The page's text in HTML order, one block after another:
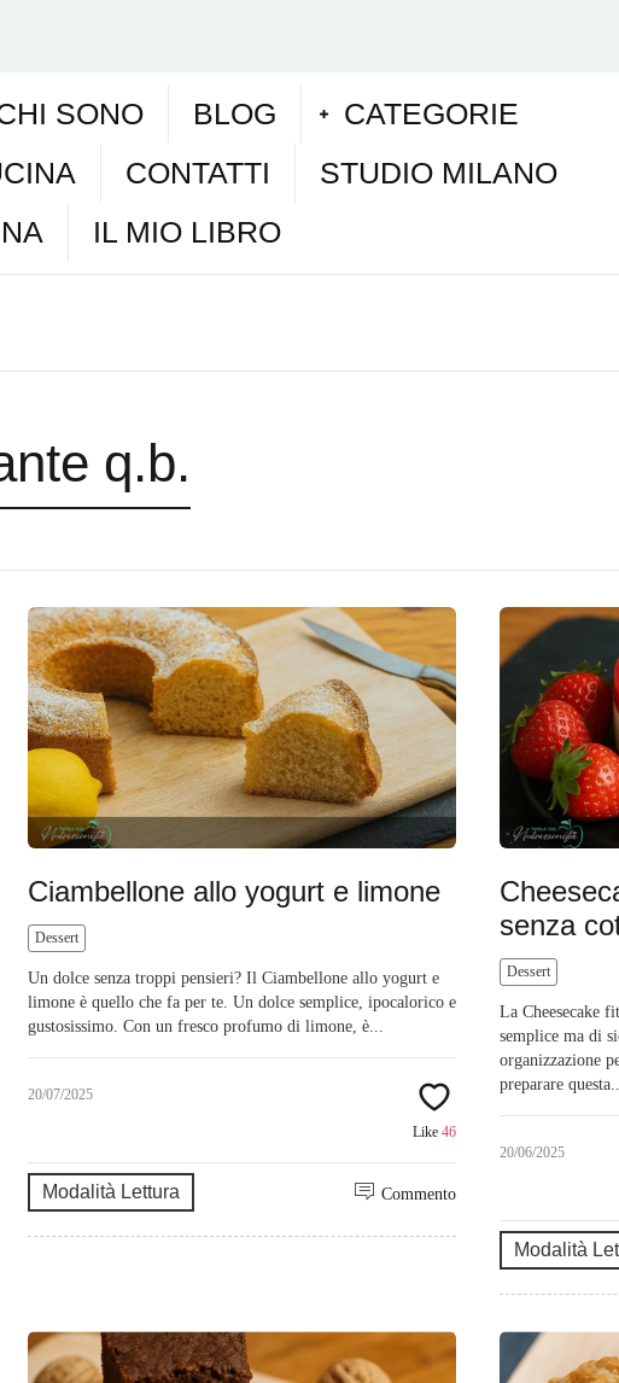
SONO BLOG
CATEGORIE
CONTATTI
STUDIO MILANO
IL MIO LIBRO
q.b.
Ciambellone allo yogurt e limone
Dessert
Un dolce senza troppi pensieri? Il Ciambellone allo yogurt e
limone è quello che fa per te. Un dolce semplice, ipocalorico e
gustosissimo. Con un fresco profumo di limone, è...
20/07/2025
Like46
Modalità Lettura Commento
senza
Dessert
La Cheesecake
semplice ma di
organizzazione
preparare questa...
20/06/2025
Modalità